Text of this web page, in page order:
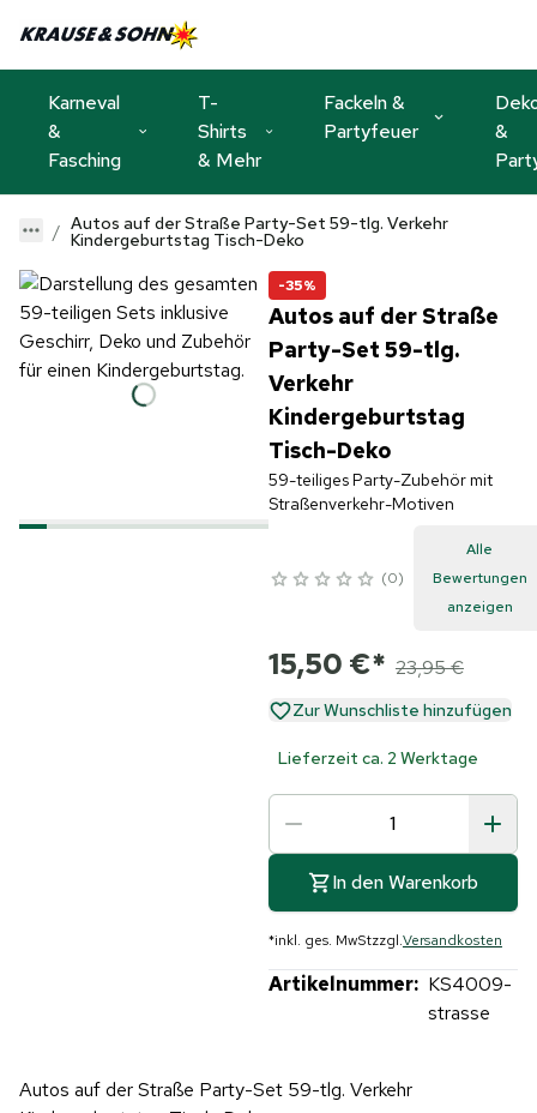
Karneval
&
Fasching
T-
Shirts
& Mehr
Fackeln &
Partyfeuer
&
Autos auf der Straße Party-Set 59-tlg. Verkehr
Kindergeburtstag Tisch-Deko
-35%
Autos auf der Straße
Party-Set 59-tlg.
Verkehr
Kindergeburtstag
Tisch-Deko
59-teiliges Party-Zubehör mit
Straßenverkehr-Motiven
0
Alle
Bewertungen
anzeigen
15,50 €* 23,95 €
Zur Wunschliste hinzufügen
Lieferzeit ca. 2 Werktage
In den Warenkorb
*inkl. ges. MwStzzgl.Versandkosten
Artikelnummer: KS4009-
strasse
Autos auf der Straße Party-Set 59-tlg. Verkehr